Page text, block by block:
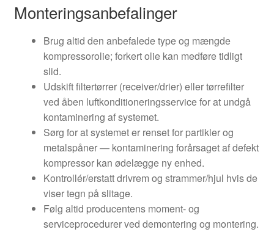
Monteringsanbefalinger
Brug altid den anbefalede type og mængde
kompressorolie; forkert olie kan medføre tidligt
slid.
Udskift filtertørrer (receiver/drier) eller tørrefilter
ved åben luftkonditioneringsservice for at undgå
kontaminering af systemet.
Sørg for at systemet er renset for partikler og
metalspåner — kontaminering forårsaget af defekt
kompressor kan ødelægge ny enhed.
Kontrollér/erstatt drivrem og strammer/hjul hvis de
viser tegn på slitage.
Følg altid producentens moment- og
serviceprocedurer ved demontering og montering.